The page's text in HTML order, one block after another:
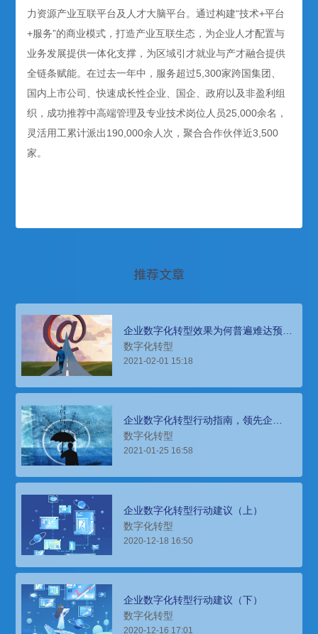
力资源产业互联平台及人才大脑平台。通过构建“技术+平台
+服务”的商业模式，打造产业互联生态，为企业人才配置与
业务发展提供一体化支撑，为区域引才就业与产才融合提供
全链条赋能。在过去一年中，服务超过5,300家跨国集团、
国内上市公司、快速成长性企业、国企、政府以及非盈利组
织，成功推荐中高端管理及专业技术岗位人员25,000余名，
灵活用工累计派出190,000余人次，聚合合作伙伴近3,500
家。
推荐文章
企业数字化转型效果为何普遍难达预
期？
数字化转型
2021-02-01 15:18
企业数字化转型行动指南，领先企
业“先”在何处？
数字化转型
2021-01-25 16:58
企业数字化转型行动建议（上）
数字化转型
2020-12-18 16:50
企业数字化转型行动建议（下）
数字化转型
2020-12-16 17:01